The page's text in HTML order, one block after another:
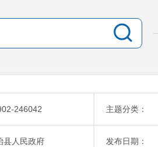
246042 主题分类：
县人民政府 发布日期：